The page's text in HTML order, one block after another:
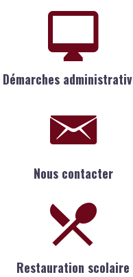
Démarches
Nous contacter
Restauration scolaire